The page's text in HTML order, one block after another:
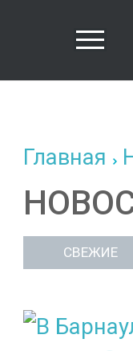
Главная
СВЕЖИЕ